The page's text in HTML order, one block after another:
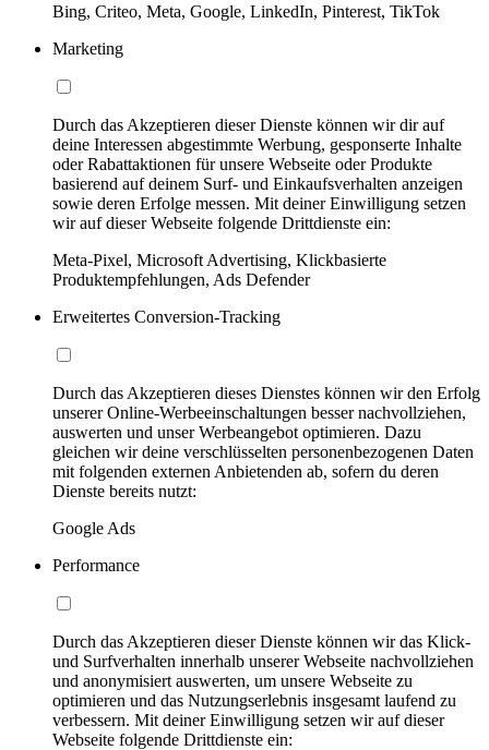
Bing, Criteo, Meta, Google, LinkedIn, Pinterest, TikTok
Marketing
Durch das Akzeptieren dieser Dienste können wir dir auf
deine Interessen abgestimmte Werbung, gesponserte Inhalte
oder Rabattaktionen für unsere Webseite oder Produkte
basierend auf deinem Surf- und Einkaufsverhalten anzeigen
sowie deren Erfolge messen. Mit deiner Einwilligung setzen
wir auf dieser Webseite folgende Drittdienste ein:
Meta-Pixel, Microsoft Advertising, Klickbasierte
Produktempfehlungen, Ads Defender
Erweitertes Conversion-Tracking
Durch das Akzeptieren dieses Dienstes können wir den Erfolg
unserer Online-Werbeeinschaltungen besser nachvollziehen,
auswerten und unser Werbeangebot optimieren. Dazu
gleichen wir deine verschlüsselten personenbezogenen Daten
mit folgenden externen Anbietenden ab, sofern du deren
Dienste bereits nutzt:
Google Ads
Performance
Durch das Akzeptieren dieser Dienste können wir das Klick-
und Surfverhalten innerhalb unserer Webseite nachvollziehen
und anonymisiert auswerten, um unsere Webseite zu
optimieren und das Nutzungserlebnis insgesamt laufend zu
verbessern. Mit deiner Einwilligung setzen wir auf dieser
Webseite folgende Drittdienste ein: